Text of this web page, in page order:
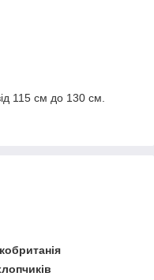
115 см до 130 см.